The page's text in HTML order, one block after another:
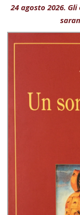
24 agosto 2026.